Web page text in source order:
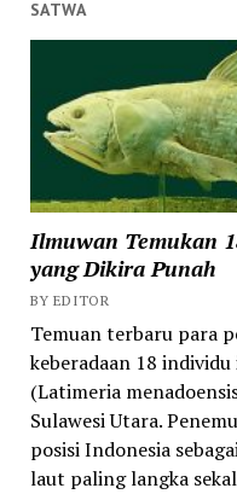
SATWA
Ilmuwan Temukan
yang Dikira Punah
BY EDITOR
Temuan terbaru para
keberadaan 18
(Latimeria
Sulawesi Utara.
posisi Indonesia
laut paling langka